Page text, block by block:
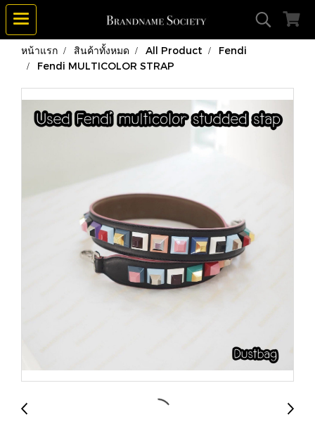
หน้าแรก สินค้าทั้งหมด All Product
Fendi
Fendi MULTICOLOR STRAP